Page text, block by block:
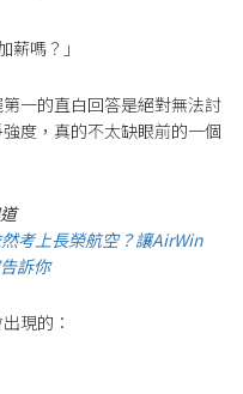
薪嗎？ 」
一的直白回答是絕對無法討
度，真的不太缺眼前的一個
考上長榮航空？讓AirWin
訴你
現的：